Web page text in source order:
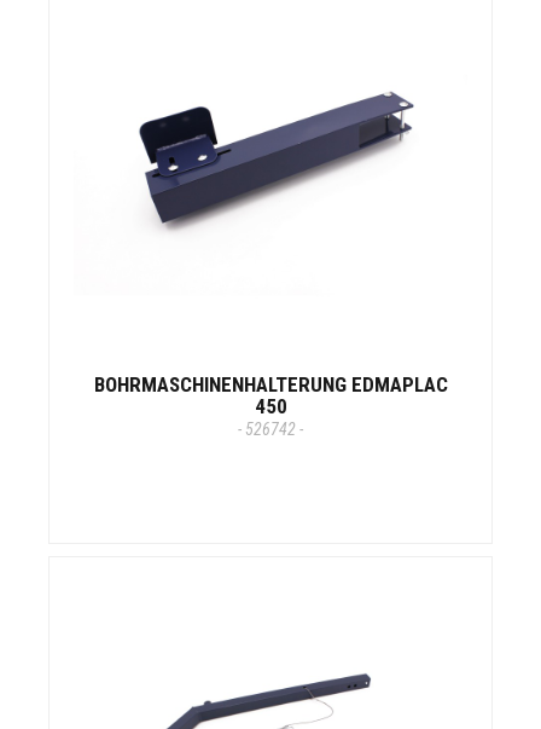
BOHRMASCHINENHALTERUNG EDMAPLAC
450
- 526742 -